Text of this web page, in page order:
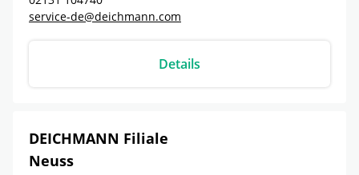
service-de@deichmann.com
Details
DEICHMANN Filiale
Neuss